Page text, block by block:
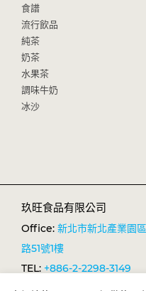
食譜
流行飲品
純茶
奶茶
水果茶
調味牛奶
冰沙
玖旺食品有限公司
Office: 新北市新北產業園
路51號1樓
TEL: +886-2-2298-3149
FAX:+886-2-2298-1638